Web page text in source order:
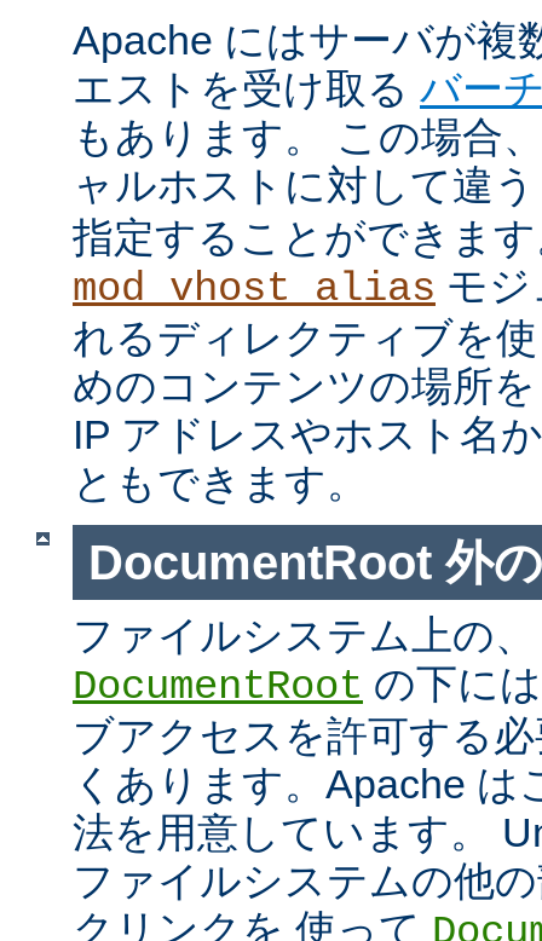
Apache にはサーバが複
エストを受け取る バー
もあります。 この場合
ャルホストに対して違
指定することができま
mod_vhost_alias モ
れるディレクティブを
めのコンテンツの場所
IP アドレスやホスト名
ともできます。
DocumentRoot 外
ファイルシステム上の
DocumentRoot の下に
ブアクセスを許可する
くあります。Apache は
法を用意しています。
ファイルシステムの他
クリンクを 使って